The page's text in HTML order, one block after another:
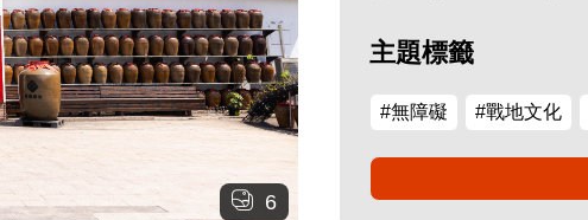
6
主題標籤
#無障礙 #戰地文化